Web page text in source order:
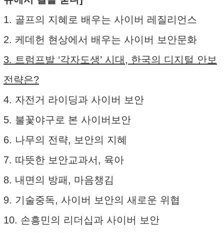
1. 골프의 지혜로 배우는 사이버 레질리언스
2. 케데헌 현상에서 배우는 사이버 보안문화
3. 트럼프발 ‘각자도생’ 시대, 한국의 디지털 안보
전략은?
4. 자전거 라이딩과 사이버 보안
5. 불꽃야구로 본 사이버보안
6. 나무의 전략, 보안의 지혜
7. 따뜻한 보안교과서, 육아
8. 내면의 방패, 마음챙김
9. 기술중독, 사이버 보안의 새로운 위협
10. 손흥민의 리더십과 사이버 보안